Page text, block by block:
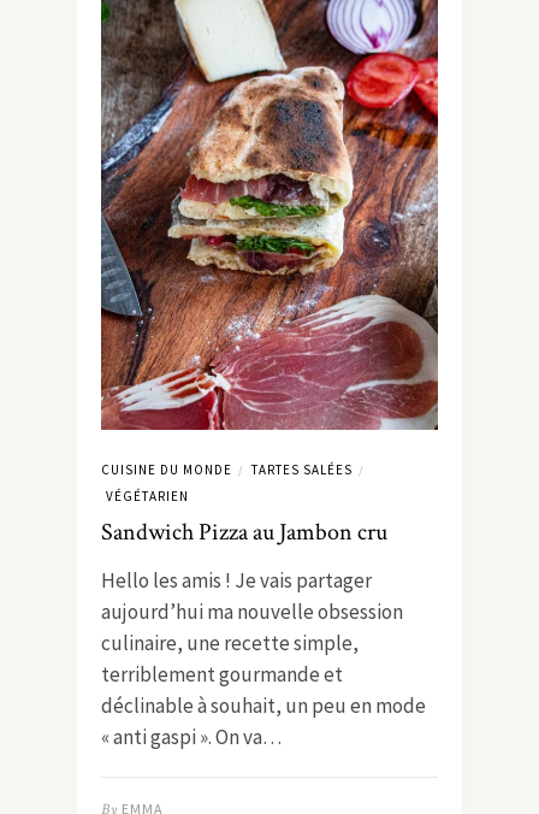
CUISINE DU MONDE / TARTES SALÉES /
VÉGÉTARIEN
Sandwich Pizza au Jambon cru
Hello les amis ! Je vais partager
aujourd’hui ma nouvelle obsession
culinaire, une recette simple,
terriblement gourmande et
déclinable à souhait, un peu en mode
« anti gaspi ». On va…
By EMMA